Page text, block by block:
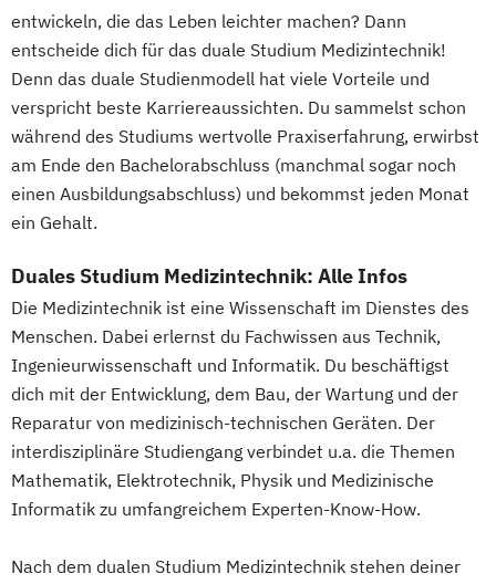
Maschinenbau & Digitale Technologien
Medical Care
Personalmanagement
Pflegemanagement
Primary Care Management
Psychologie & Künstliche Intelligenz
Steuerrecht Wirtschaftsinformatik
Wirtschaftsingenieurwesen
Wirtschaftspsychologie Wirtschaftsrecht
Wirtschaftsrecht Vertiefung Notariat
entwickeln, die das Leben leichter machen? Dann
entscheide dich für das duale Studium Medizintechnik!
Denn das duale Studienmodell hat viele Vorteile und
verspricht beste Karriereaussichten. Du sammelst schon
während des Studiums wertvolle Praxiserfahrung, erwirbst
am Ende den Bachelorabschluss (manchmal sogar noch
einen Ausbildungsabschluss) und bekommst jeden Monat
ein Gehalt.
Duales Studium Medizintechnik: Alle Infos
Die Medizintechnik ist eine Wissenschaft im Dienstes des
Menschen. Dabei erlernst du Fachwissen aus Technik,
Ingenieurwissenschaft und Informatik. Du beschäftigst
dich mit der Entwicklung, dem Bau, der Wartung und der
Reparatur von medizinisch-technischen Geräten. Der
interdisziplinäre Studiengang verbindet u.a. die Themen
Mathematik, Elektrotechnik, Physik und Medizinische
Informatik zu umfangreichem Experten-Know-How.
Nach dem dualen Studium Medizintechnik stehen deiner